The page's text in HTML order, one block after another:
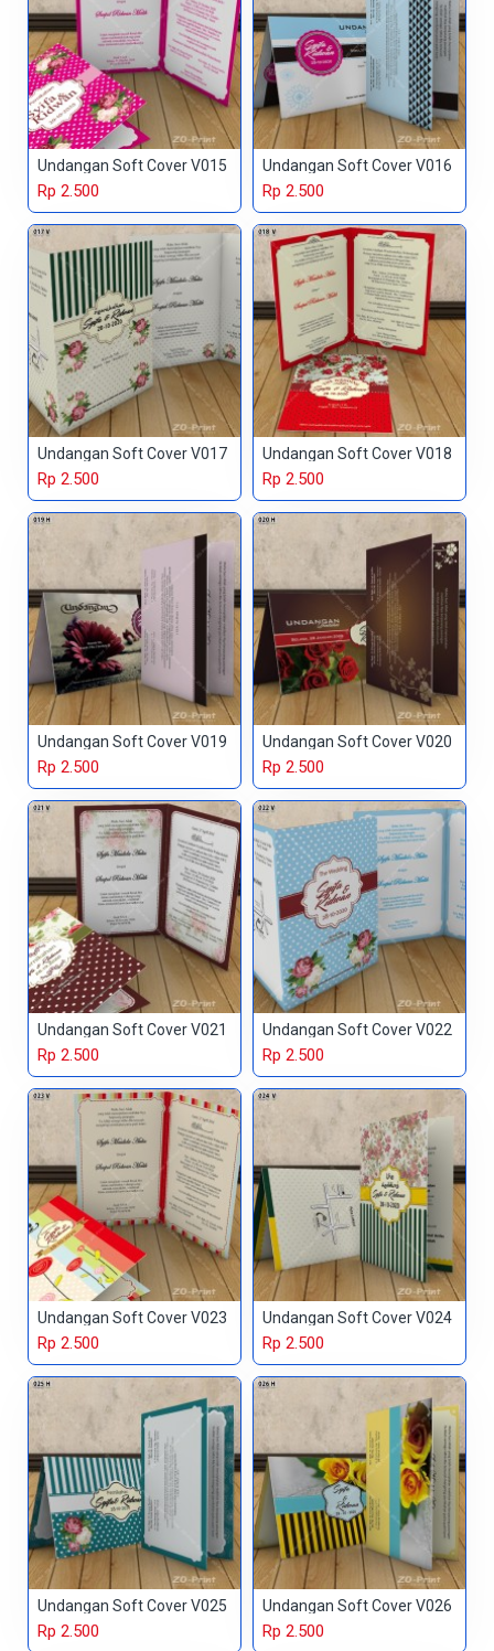
Undangan Soft Cover V015
Rp 2.500
Undangan Soft Cover V016
Rp 2.500
Undangan Soft Cover V017
Rp 2.500
Undangan Soft Cover V018
Rp 2.500
Undangan Soft Cover V019
Rp 2.500
Undangan Soft Cover V020
Rp 2.500
Undangan Soft Cover V021
Rp 2.500
Undangan Soft Cover V022
Rp 2.500
Undangan Soft Cover V023
Rp 2.500
Undangan Soft Cover V024
Rp 2.500
Undangan Soft Cover V025
Rp 2.500
Undangan Soft Cover V026
Rp 2.500